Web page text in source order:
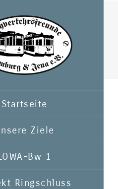
Startseite
Ziele
Bw 1
Ringschluss